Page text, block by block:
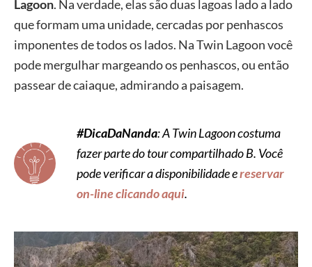
Lagoon. Na verdade, elas são duas lagoas lado a lado
que formam uma unidade, cercadas por penhascos
imponentes de todos os lados. Na Twin Lagoon você
pode mergulhar margeando os penhascos, ou então
passear de caiaque, admirando a paisagem.
#DicaDaNanda: A Twin Lagoon costuma
fazer parte do tour compartilhado B. Você
pode verificar a disponibilidade ereservar
on-line clicando aqui.